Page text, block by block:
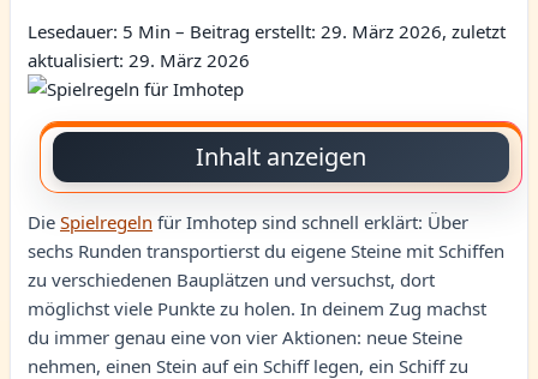
Lesedauer: 5 Min – Beitrag erstellt: 29. März 2026, zuletzt
aktualisiert: 29. März 2026
Inhalt anzeigen
Die Spielregeln für Imhotep sind schnell erklärt: Über
sechs Runden transportierst du eigene Steine mit Schiffen
zu verschiedenen Bauplätzen und versuchst, dort
möglichst viele Punkte zu holen. In deinem Zug machst
du immer genau eine von vier Aktionen: neue Steine
nehmen, einen Stein auf ein Schiff legen, ein Schiff zu